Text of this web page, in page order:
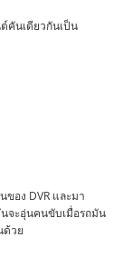
คันเดียวกันเป็น
อง DVR และมา
จะอุ่นคนขับเมื่อรถมัน
ด้วย